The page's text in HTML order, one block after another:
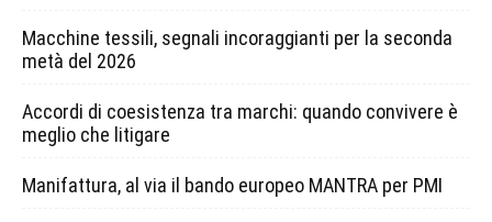
Macchine tessili, segnali incoraggianti per la seconda
metà del 2026
Accordi di coesistenza tra marchi: quando convivere è
meglio che litigare
Manifattura, al via il bando europeo MANTRA per PMI